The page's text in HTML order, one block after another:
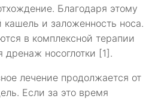
Благодаря этому
и заложенность носа.
в комплексной терапии
дренаж носоглотки [1].
лечение продолжается от
Если за это время